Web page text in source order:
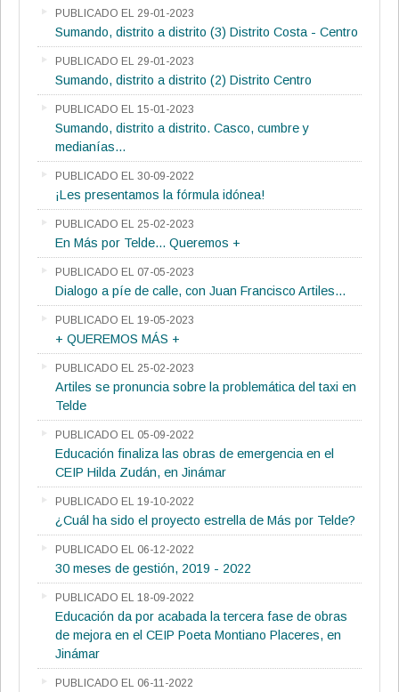
PUBLICADO EL 29-01-2023
Sumando, distrito a distrito (3) Distrito Costa - Centro
PUBLICADO EL 29-01-2023
Sumando, distrito a distrito (2) Distrito Centro
PUBLICADO EL 15-01-2023
Sumando, distrito a distrito. Casco, cumbre y
medianías...
PUBLICADO EL 30-09-2022
¡Les presentamos la fórmula idónea!
PUBLICADO EL 25-02-2023
En Más por Telde... Queremos +
PUBLICADO EL 07-05-2023
Dialogo a píe de calle, con Juan Francisco Artiles...
PUBLICADO EL 19-05-2023
+ QUEREMOS MÁS +
PUBLICADO EL 25-02-2023
Artiles se pronuncia sobre la problemática del taxi en
Telde
PUBLICADO EL 05-09-2022
Educación finaliza las obras de emergencia en el
CEIP Hilda Zudán, en Jinámar
PUBLICADO EL 19-10-2022
¿Cuál ha sido el proyecto estrella de Más por Telde?
PUBLICADO EL 06-12-2022
30 meses de gestión, 2019 - 2022
PUBLICADO EL 18-09-2022
Educación da por acabada la tercera fase de obras
de mejora en el CEIP Poeta Montiano Placeres, en
Jinámar
PUBLICADO EL 06-11-2022